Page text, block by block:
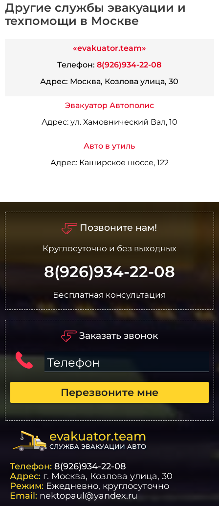
Другие службы эвакуации и
техпомощи в Москве
«evakuator.team»
Телефон: 8(926)934-22-08
Адрес: Москва, Козлова улица, 30
Эвакуатор Автополис
Адрес:ул. Хамовнический Вал, 10
Авто в утиль
Адрес:Каширское шоссе, 122
Позвоните нам!
Круглосуточно и без выходных
8(926)934-22-08
Бесплатная консультация
Заказать звонок
Телефон
Перезвоните мне
evakuator.team
СЛУЖБА ЭВАКУАЦИИ АВТО
Телефон: 8(926)934-22-08
Адрес: г. Москва, Козлова улица, 30
Режим: Ежедневно, круглосуточно
Email: nektopaul@yandex.ru